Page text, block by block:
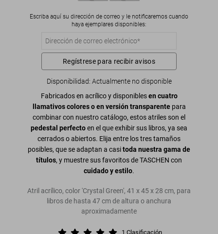
Escriba aquí su dirección de correo y le notificaremos cuando
haya ejemplares disponibles:
Regístrese para recibir avisos
Disponibilidad: Actualmente no disponible
Fabricados en acrílico y disponiblesen cuatro
llamativos colores o en versión transparente para
combinar con nuestro catálogo, estos atriles son el
pedestal perfectoen el que exhibir sus libros, ya sea
cerrados o abiertos. Elija entre los tres tamaños
posibles, que se adaptan a casitoda nuestra gama de
títulos, y muestre sus favoritos de TASCHEN con
cuidado y estilo.
Atril acrílico, color 'Crystal Green', 41 x 45 x 28 cm, para
libros de hasta 47 cm de altura o anchura
aproximadamente
1 Clasificación